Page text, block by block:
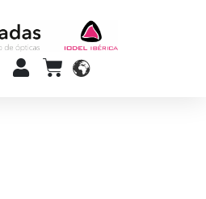
CART